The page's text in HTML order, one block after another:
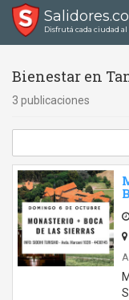
Disfrutá cada ciudad
Bienestar en
3 publicaciones